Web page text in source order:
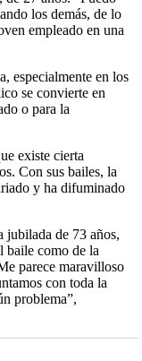
los demás, de lo
empleado en una
especialmente en los
se convierte en
o para la
existe cierta
Con sus bailes, la
y ha difuminado
jubilada de 73 años,
baile como de la
parece maravilloso
con toda la
problema”,